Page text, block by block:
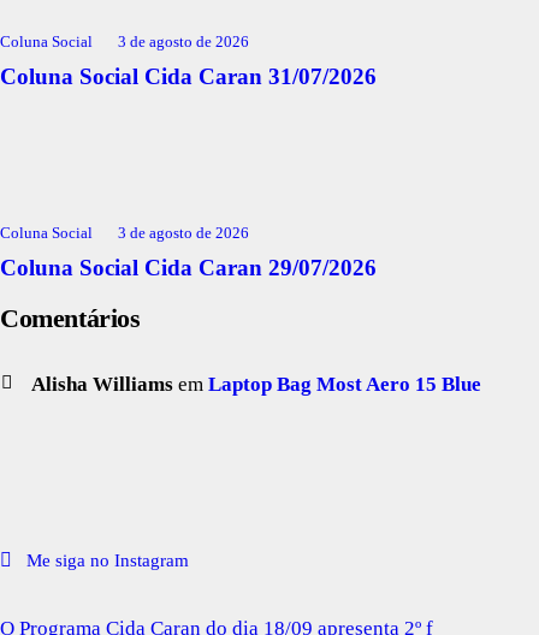
Coluna Social 3 de agosto de 2026
Coluna Social Cida Caran 31/07/2026
Coluna Social 3 de agosto de 2026
Coluna Social Cida Caran 29/07/2026
Comentários
Alisha Williams emLaptop Bag Most Aero 15 Blue
Me siga no Instagram
O Programa Cida Caran do dia 18/09 apresenta 2º f